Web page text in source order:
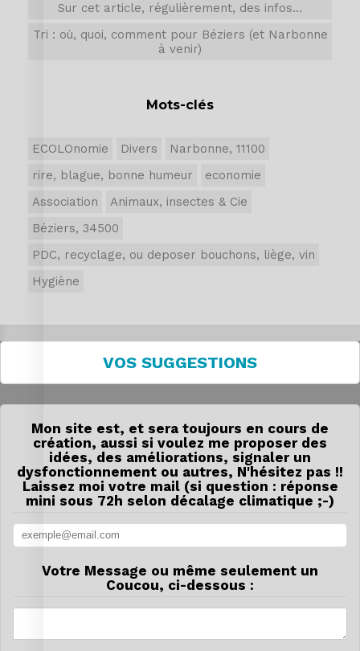
Sur cet article, régulièrement, des infos...
Tri : où, quoi, comment pour Béziers (et Narbonne
à venir)
Mots-clés
ECOLOnomie Divers
Narbonne, 11100
rire, blague, bonne humeur
economie
Association
Animaux, insectes & Cie
Béziers, 34500
PDC, recyclage, ou deposer bouchons, liège, vin
Hygiène
VOS SUGGESTIONS
Mon site est, et sera toujours en cours de
création, aussi si voulez me proposer des
idées, des améliorations, signaler un
dysfonctionnement ou autres, N'hésitez pas !!
Laissez moi votre mail (si question : réponse
mini sous 72h selon décalage climatique ;-)
Votre Message ou même seulement un
Coucou, ci-dessous :